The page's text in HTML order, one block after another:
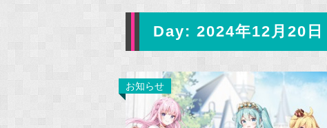
Day: 2024年12月20
お知らせ